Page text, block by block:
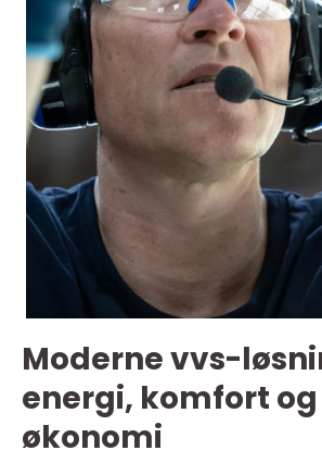
Moderne vvs-
energi, komfort og
økonomi